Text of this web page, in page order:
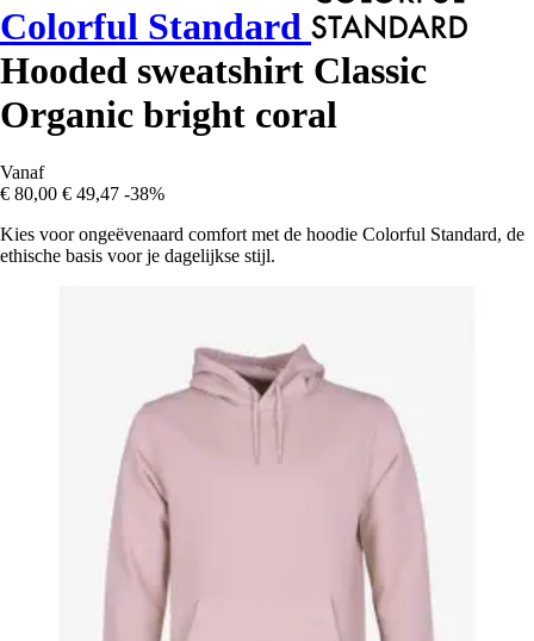
Colorful Standard
Hooded sweatshirt Classic
Organic bright coral
Vanaf
€ 80,00 € 49,47 -38%
Kies voor ongeëvenaard comfort met de hoodie Colorful Standard, de
ethische basis voor je dagelijkse stijl.